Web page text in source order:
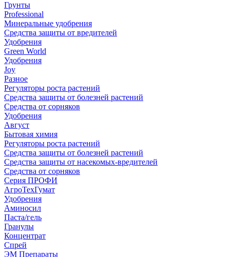
Грунты
Professional
Минеральные удобрения
Средства защиты от вредителей
Удобрения
Green World
Удобрения
Joy
Разное
Регуляторы роста растений
Средства защиты от болезней растений
Средства от сорняков
Удобрения
Август
Бытовая химия
Регуляторы роста растений
Средства защиты от болезней растений
Средства защиты от насекомых-вредителей
Средства от сорняков
Серия ПРОФИ
АгроТехГумат
Удобрения
Аминосил
Паста/гель
Гранулы
Концентрат
Спрей
ЭМ Препараты